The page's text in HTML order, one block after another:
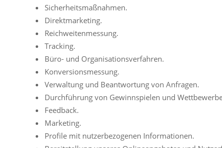
Sicherheitsmaßnahmen.
Direktmarketing.
Reichweitenmessung.
Tracking.
Büro- und Organisationsverfahren.
Konversionsmessung.
Verwaltung und Beantwortung von Anfragen.
Durchführung von Gewinnspielen und
Feedback.
Marketing.
Profile mit nutzerbezogenen Informationen.